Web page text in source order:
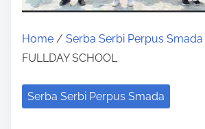
Home / Serba Serbi Perpus Smada
FULLDAY SCHOOL
Serba Serbi Perpus Smada